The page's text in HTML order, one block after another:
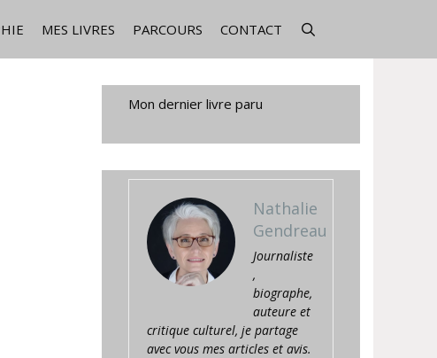
MES LIVRES PARCOURS CONTACT
Mon dernier livre paru
Nathalie
Gendreau
Journaliste
,
biographe,
auteure et
critique culturel, je partage
avec vous mes articles et avis.